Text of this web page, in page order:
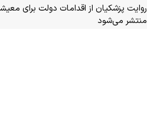
روایت پزشکیان از اقدامات دولت برای
منتشر می‌شود